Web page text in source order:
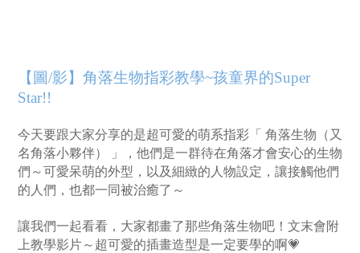
【圖/影】角落生物指彩教學~孩童界的Super
Star!!
今天要跟大家分享的是超可愛的萌系指彩「 角落生物（又
名角落小夥伴） 」，他們是一群待在角落才會安心的生物
們～可愛呆萌的外型，以及細緻的人物設定，讓接觸他們
的人們，也都一同被治癒了～
讓我們一起看看，大家都畫了那些角落生物吧！文末會附
上教學影片～超可愛的插畫造型是一定要學的啊💗